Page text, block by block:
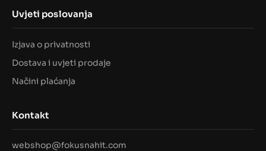
Uvjeti poslovanja
Izjava o privatnosti
Dostava i uvjeti prodaje
Načini plaćanja
Kontakt
webshop@fokusnahit.com